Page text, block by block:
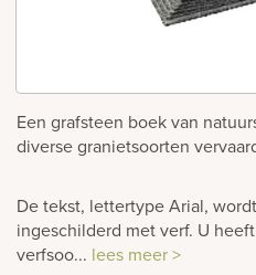
Een grafsteen boek van
diverse granietsoorten
De tekst, lettertype Arial,
ingeschilderd met verf. U
verfsoo... lees meer >